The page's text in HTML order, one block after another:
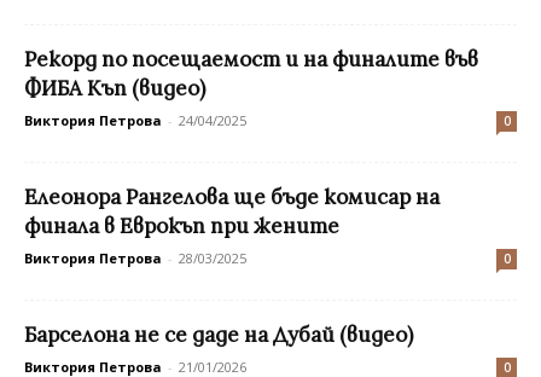
Рекорд по посещаемост и на финалите във
ФИБА Къп (видео)
Виктория Петрова - 24/04/2025 0
Елеонора Рангелова ще бъде комисар на
финала в Еврокъп при жените
Виктория Петрова - 28/03/2025 0
Барселона не се даде на Дубай (видео)
Виктория Петрова - 21/01/2026 0